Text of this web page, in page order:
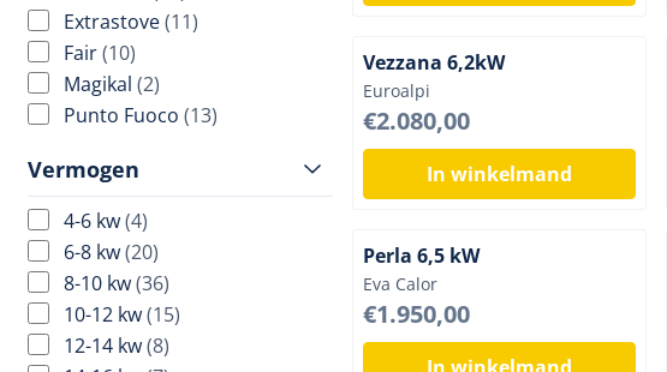
Extrastove (11)
Fair (10)
Magikal (2)
Punto Fuoco (13)
Vermogen
4-6 kw (4)
6-8 kw (20)
8-10 kw (36)
10-12 kw (15)
12-14 kw (8)
Vezzana 6,2kW
Merk:
Euroalpi
Prijs: 2 080,00
€2.080,00
In winkelmand
Perla 6,5 kW
Merk:
Eva Calor
Prijs: 1 950,00
€1.950,00